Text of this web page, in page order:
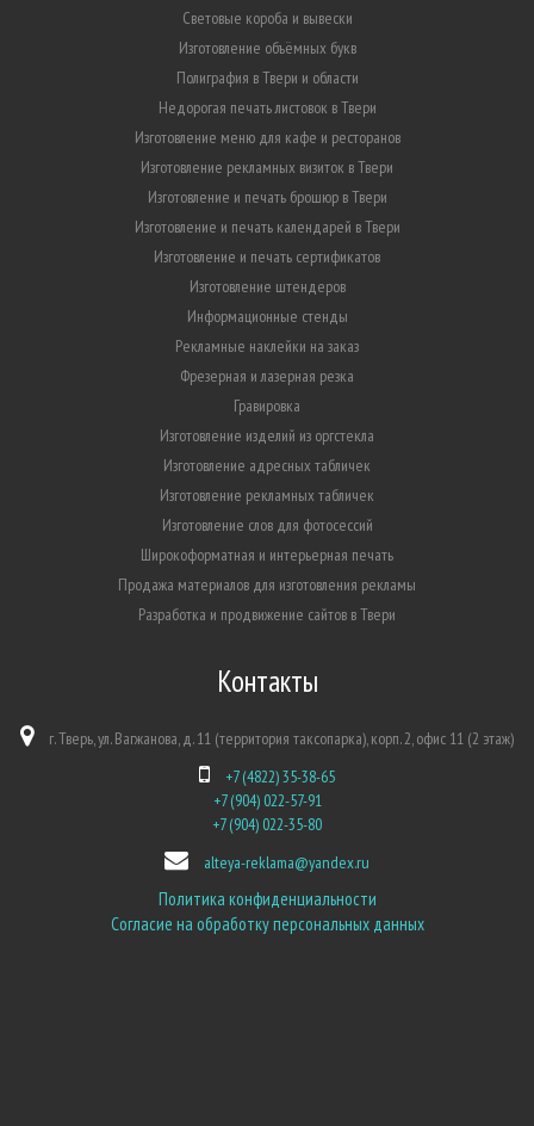
Световые короба и вывески
Изготовление объёмных букв
Полиграфия в Твери и области
Недорогая печать листовок в Твери
Изготовление меню для кафе и ресторанов
Изготовление рекламных визиток в Твери
Изготовление и печать брошюр в Твери
Изготовление и печать календарей в Твери
Изготовление и печать сертификатов
Изготовление штендеров
Информационные стенды
Рекламные наклейки на заказ
Фрезерная и лазерная резка
Гравировка
Изготовление изделий из оргстекла
Изготовление адресных табличек
Изготовление рекламных табличек
Изготовление слов для фотосессий
Широкоформатная и интерьерная печать
Продажа материалов для изготовления рекламы
Разработка и продвижение сайтов в Твери
Контакты
г. Тверь, ул. Вагжанова, д. 11 (территория таксопарка), корп. 2, офис 11 (2 этаж)
+7 (4822) 35-38-65
+7 (904) 022-57-91
+7 (904) 022-35-80
alteya-reklama@yandex.ru
Политика конфиденциальности
Согласие на обработку персональных данных